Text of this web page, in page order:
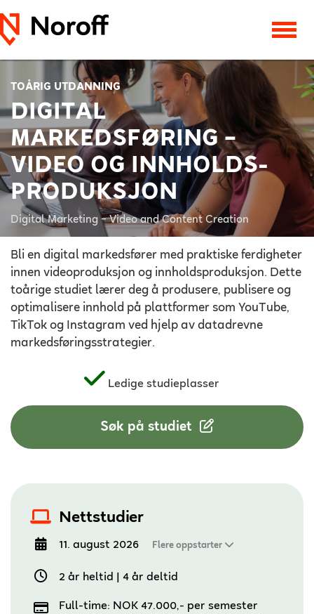
TOÅRIG UTDANNING
DIGITAL
MARKEDSFØRING –
VIDEO OG INNHOLDS­
PRODUKSJON
Digital Marketing – Video and Content Creation
Bli en digital markedsfører med praktiske ferdigheter
innen videoproduksjon og innholdsproduksjon. Dette
toårige studiet lærer deg å produsere, publisere og
optimalisere innhold på plattformer som YouTube,
TikTok og Instagram ved hjelp av datadrevne
markedsføringsstrategier.
Ledige studieplasser
Søk på studiet
Nettstudier
11. august 2026 Flere oppstarter
2 år heltid 4 år deltid
Full-time: NOK 47.000,- per semester